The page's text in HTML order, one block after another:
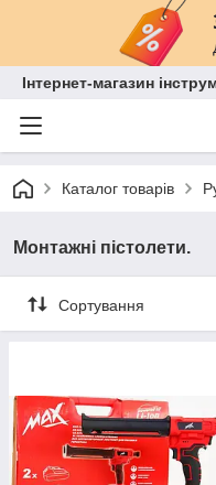
Інтернет-магазин
Каталог товарів
Монтажні пістолети.
Сортування